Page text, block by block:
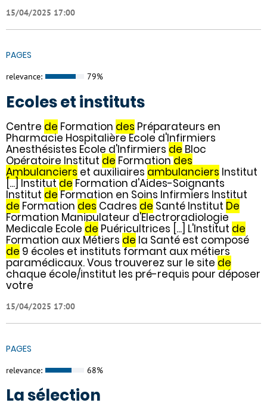
15/04/2025 17:00
PAGES
relevance: 79%
Ecoles et instituts
Centre de Formation des Préparateurs en
Pharmacie Hospitalière Ecole d'Infirmiers
Anesthésistes Ecole d'Infirmiers de Bloc
Opératoire Institut de Formationdes
Ambulanciers et auxiliaires ambulanciers Institut
[...] InstitutdeFormation d'Aides-Soignants
Institut deFormation en Soins Infirmiers Institut
de Formation des Cadres de Santé Institut De
Formation Manipulateur d'Electroradiologie
Medicale Ecole de Puéricultrices [...] L'Institut de
Formation aux Métiers de la Santé est composé
de 9 écoles et instituts formant aux métiers
paramédicaux. Vous trouverez sur le site de
chaque école/institut les pré-requis pour déposer
votre
15/04/2025 17:00
PAGES
relevance: 68%
La sélection